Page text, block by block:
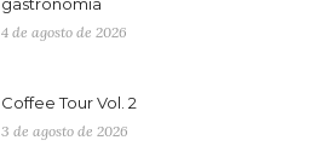
4 de agosto de 2026
Coffee Tour Vol. 2
3 de agosto de 2026